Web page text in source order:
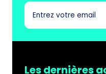
Les dernières